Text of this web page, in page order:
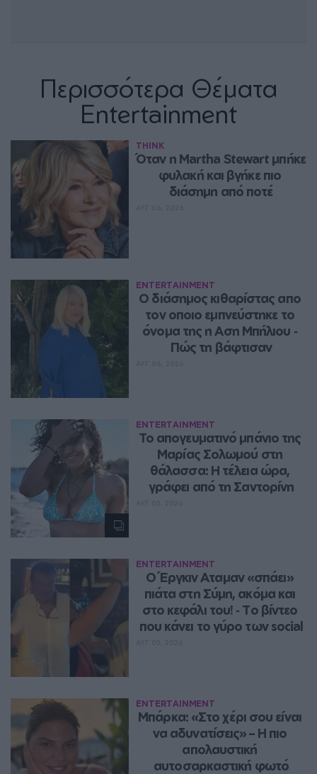
Περισσότερα Θέματα
Entertainment
THINK
Όταν η Martha Stewart μπήκε
φυλακή και βγήκε πιο
διάσημη από ποτέ
ENTERTAINMENT
Ο διάσημος κιθαρίστας απο
τον οποιο εμπνεύστηκε το
όνομα της η Αση Μπήλιου ‑
Πώς τη βάφτισαν
ENTERTAINMENT
Το απογευματινό μπάνιο της
Μαρίας Σολωμού στη
θάλασσα: Η τέλεια ώρα,
γράφει από τη Σαντορίνη
ENTERTAINMENT
Ο Έργκιν Αταμαν «σπάει»
πιάτα στη Σύμη, ακόμα και
στο κεφάλι του! ‑ Tο βίντεο
που κάνει το γύρο των social
ENTERTAINMENT
Μπάρκα: «Στο χέρι σου είναι
να αδυνατίσεις» – Η πιο
απολαυστική
αυτοσαρκαστική φωτό